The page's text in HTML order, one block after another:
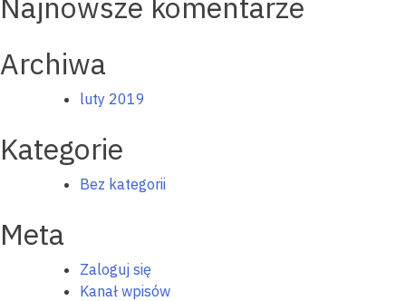
Archiwa
luty 2019
Kategorie
Bez kategorii
Meta
Zaloguj się
Kanał wpisów